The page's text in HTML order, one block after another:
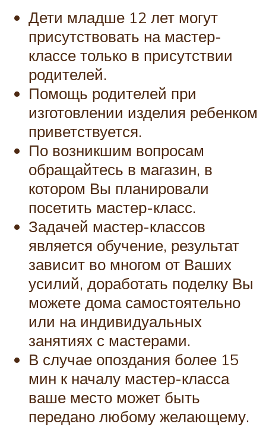
Дети младше 12 лет могут
присутствовать на мастер-
классе только в присутствии
родителей.
Помощь родителей при
изготовлении изделия ребенком
приветствуется.
По возникшим вопросам
обращайтесь в магазин, в
котором Вы планировали
посетить мастер-класс.
Задачей мастер-классов
является обучение, результат
зависит во многом от Ваших
усилий, доработать поделку Вы
можете дома самостоятельно
или на индивидуальных
занятиях с мастерами.
В случае опоздания более 15
мин к началу мастер-класса
ваше место может быть
передано любому желающему.